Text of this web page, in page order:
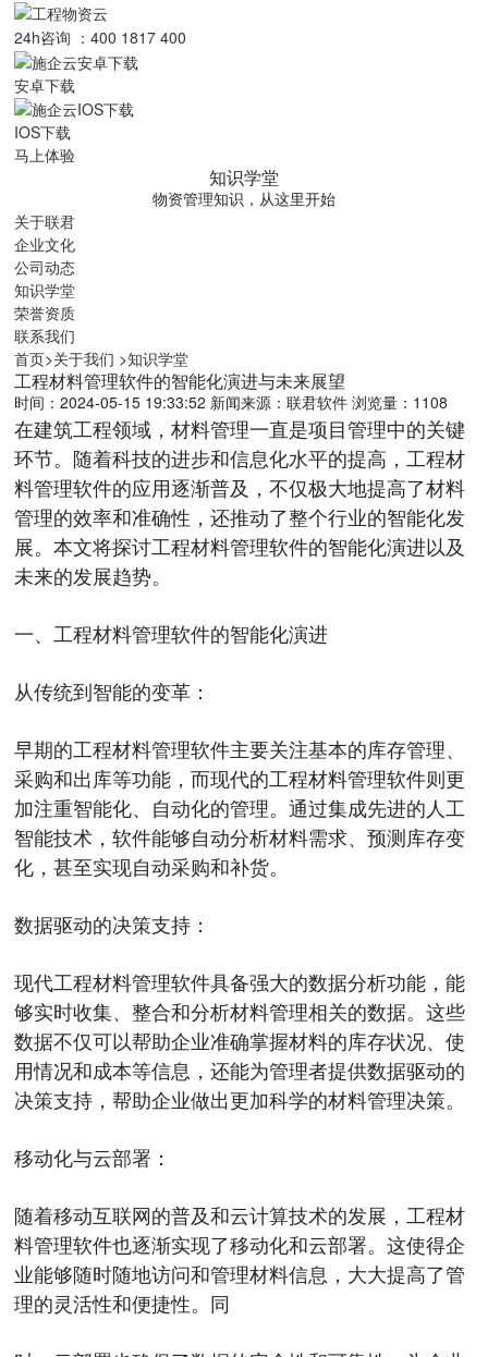
24h咨询 ：400 1817 400
安卓下载
IOS下载
马上体验
知识学堂
物资管理知识，从这里开始
关于联君
企业文化
公司动态
知识学堂
荣誉资质
联系我们
首页>关于我们 >知识学堂
工程材料管理软件的智能化演进与未来展望
时间：2024-05-15 19:33:52 新闻来源：联君软件 浏览量：1108
在建筑工程领域，材料管理一直是项目管理中的关键
环节。随着科技的进步和信息化水平的提高，工程材
料管理软件的应用逐渐普及，不仅极大地提高了材料
管理的效率和准确性，还推动了整个行业的智能化发
展。本文将探讨工程材料管理软件的智能化演进以及
未来的发展趋势。
一、工程材料管理软件的智能化演进
从传统到智能的变革：
早期的工程材料管理软件主要关注基本的库存管理、
采购和出库等功能，而现代的工程材料管理软件则更
加注重智能化、自动化的管理。通过集成先进的人工
智能技术，软件能够自动分析材料需求、预测库存变
化，甚至实现自动采购和补货。
数据驱动的决策支持：
现代工程材料管理软件具备强大的数据分析功能，能
够实时收集、整合和分析材料管理相关的数据。这些
数据不仅可以帮助企业准确掌握材料的库存状况、使
用情况和成本等信息，还能为管理者提供数据驱动的
决策支持，帮助企业做出更加科学的材料管理决策。
移动化与云部署：
随着移动互联网的普及和云计算技术的发展，工程材
料管理软件也逐渐实现了移动化和云部署。这使得企
业能够随时随地访问和管理材料信息，大大提高了管
理的灵活性和便捷性。同